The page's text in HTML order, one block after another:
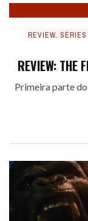
REVIEW,
REVIEW: THE
Primeira parte